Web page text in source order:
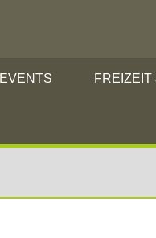
EVENTS FREIZEIT